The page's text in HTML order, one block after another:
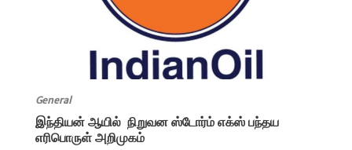
General
இந்தியன் ஆயில் நிறுவன ஸ்டோர்ம் எக்ஸ் பந்தய
எரிபொருள் அறிமுகம்